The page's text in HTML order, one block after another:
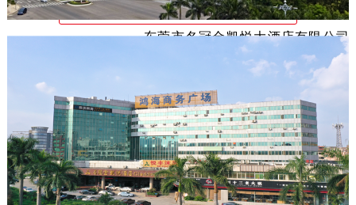
查看石龙酒店网站
东莞市名冠金凯悦大酒店有限公司
（凤岗），是名冠金凯悦酒店集团下辖企
业，是一家豪华涉外型国际商务五星标准
酒店。
       酒店位于东莞市凤岗镇中心，毗邻东莞塘厦、清溪、樟木
头和深圳龙岗、观澜、平湖等，距深圳机场仅45分钟车程，
距罗湖火车站、皇岗口岸半小时车程，距深圳观澜湖高尔夫